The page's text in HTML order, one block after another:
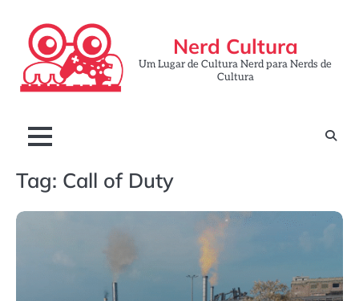
content
Nerd Cultura
Um Lugar de Cultura Nerd para Nerds de
Cultura
Tag: Call of Duty